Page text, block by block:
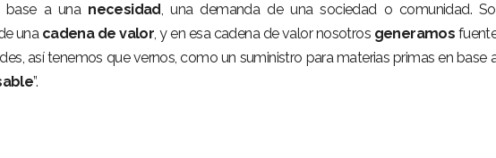
base a una necesidad, una demanda de una sociedad o comunidad.
una cadena de valor, y en esa cadena de valor nosotros generamos
así tenemos que vernos, como un suministro para materias primas en base
”.